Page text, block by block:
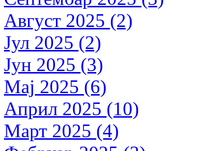
Август 2025 (2)
Јул 2025 (2)
Јун 2025 (3)
Мај 2025 (6)
Април 2025 (10)
Март 2025 (4)